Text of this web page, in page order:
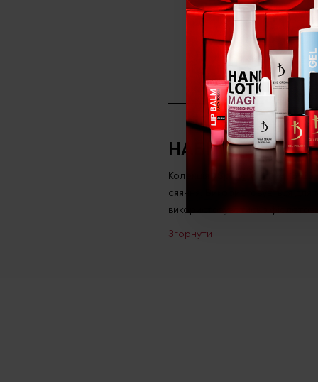
НАБІР
Колекція «Spring Wild» - (G-25
сяяння. Використовується
використовуватись з
Згорнути